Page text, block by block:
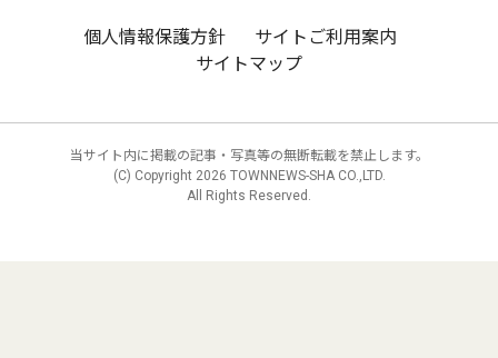
個人情報保護方針
サイトご利用案内
サイトマップ
当サイト内に掲載の記事・写真等の無断転載を禁止します。
(C) Copyright 2026 TOWNNEWS-SHA CO.,LTD.
All Rights Reserved.